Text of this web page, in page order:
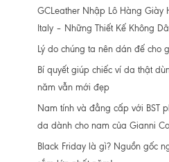
GCLeather Nhập Lô Hàng Giày
Italy – Những Thiết Kế Không
Lý do chúng ta nên dán đế cho
Bí quyết giúp chiếc ví da thật
năm vẫn mới đẹp
Nam tính và đẳng cấp với BST
da dành cho nam của Gianni
Black Friday là gì? Nguồn gốc